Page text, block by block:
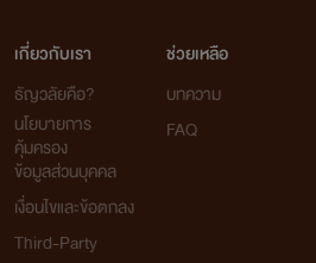
เกี่ยวกับเรา
ธัญวลัยคือ?
นโยบายการ
คุ้มครอง
ข้อมูลส่วนบุคคล
เงื่อนไขและข้อตกลง
Third-Party
ช่วยเหลือ
บทความ
FAQ